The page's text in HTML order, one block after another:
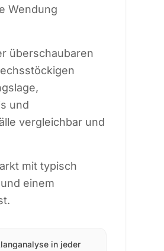
Wendung
überschaubaren
und
vergleichbar und
mit typisch
einem
in jeder